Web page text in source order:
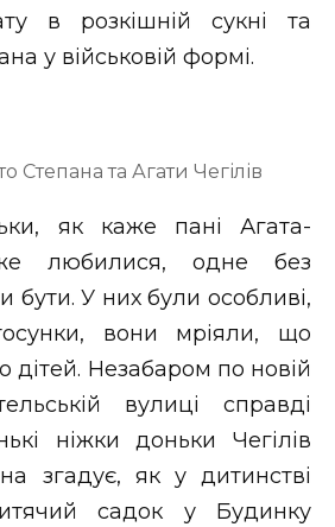
в розкішній сукні та
у військовій формі.
Степана та Агати Чегілів
як каже пані Агата-
любилися, одне без
бути. У них були особливі,
вони мріяли, що
дітей. Незабаром по новій
вулиці справді
ніжки доньки Чегілів
згадує, як у дитинстві
садок у Будинку